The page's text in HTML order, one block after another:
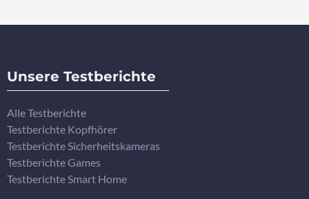
Unsere Testberichte
Alle Testberichte
Testberichte Kopfhörer
Testberichte Sicherheitskameras
Testberichte Games
Testberichte Smart Home